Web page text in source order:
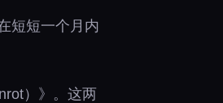
短短一个月内
）》。这两